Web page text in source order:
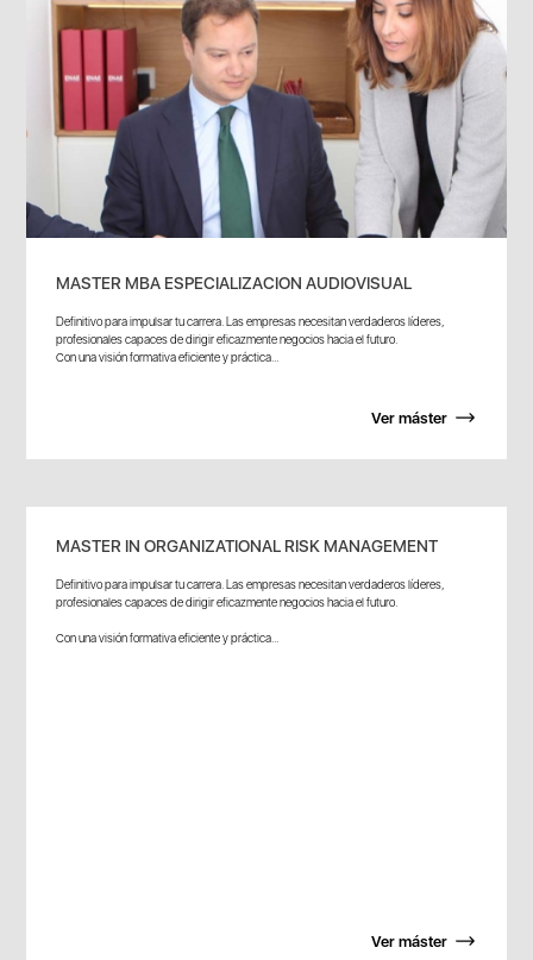
MASTER MBA ESPECIALIZACION AUDIOVISUAL
Definitivo para impulsar tu carrera. Las empresas necesitan verdaderos líderes,
profesionales capaces de dirigir eficazmente negocios hacia el futuro.
Con una visión formativa eficiente y práctica...
Ver máster
MASTER IN ORGANIZATIONAL RISK MANAGEMENT
Definitivo para impulsar tu carrera. Las empresas necesitan verdaderos líderes,
profesionales capaces de dirigir eficazmente negocios hacia el futuro.
Con una visión formativa eficiente y práctica...
Ver máster